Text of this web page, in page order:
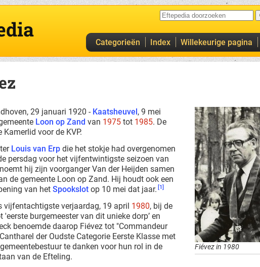
Categorieën Index Willekeurige pagina
Fiévez in 1980
29 januari 1920 - Kaatsheuvel, 9 mei
Loon op Zand van 1975 tot 1985. De
voor de KVP.
Louis van Erp die het stokje had overgenomen
persdag voor het vijfentwintigste seizoen van
hij zijn voorganger Van der Heijden samen
de gemeente Loon op Zand. Hij houdt ook een
van het Spookslot op 10 mei dat jaar. [1]
vijfentachtigste verjaardag, 19 april 1980, bij de
'eerste burgemeester van dit unieke dorp’ en
benoemde daarop Fiévez tot "Commandeur
der Oudste Categorie Eerste Klasse met
te danken voor hun rol in de
van de Efteling.